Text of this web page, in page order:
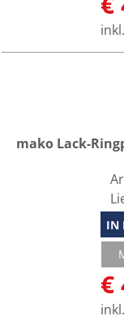
mako Lack-
IN
€